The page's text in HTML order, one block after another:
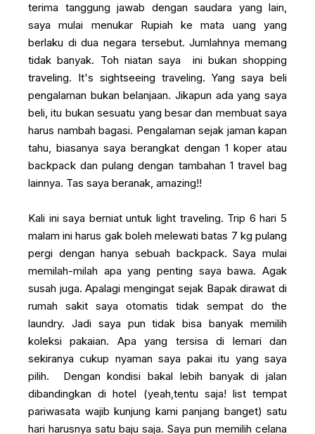
terima tanggung jawab dengan saudara yang lain,
saya mulai menukar Rupiah ke mata uang yang
berlaku di dua negara tersebut. Jumlahnya memang
tidak banyak. Toh niatan saya ini bukan shopping
traveling. It's sightseeing traveling. Yang saya beli
pengalaman bukan belanjaan. Jikapun ada yang saya
beli, itu bukan sesuatu yang besar dan membuat saya
harus nambah bagasi. Pengalaman sejak jaman kapan
tahu, biasanya saya berangkat dengan 1 koper atau
backpack dan pulang dengan tambahan 1 travel bag
lainnya. Tas saya beranak, amazing!!
Kali ini saya berniat untuk light traveling. Trip 6 hari 5
malam ini harus gak boleh melewati batas 7 kg pulang
pergi dengan hanya sebuah backpack. Saya mulai
memilah-milah apa yang penting saya bawa. Agak
susah juga. Apalagi mengingat sejak Bapak dirawat di
rumah sakit saya otomatis tidak sempat do the
laundry. Jadi saya pun tidak bisa banyak memilih
koleksi pakaian. Apa yang tersisa di lemari dan
sekiranya cukup nyaman saya pakai itu yang saya
pilih. Dengan kondisi bakal lebih banyak di jalan
dibandingkan di hotel (yeah,tentu saja! list tempat
pariwasata wajib kunjung kami panjang banget) satu
hari harusnya satu baju saja. Saya pun memilih celana